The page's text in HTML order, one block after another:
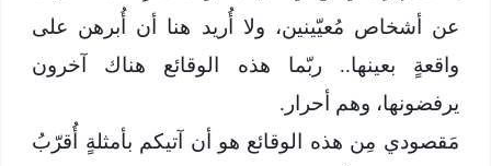
عن أشخاص مُعيّينين، ولا أُريد هنا أن أُبرهن على
واقعةٍ بعينها.. ربّما هذه الوقائع هناك آخرون
يرفضونها، وهم أحرار.
مَقصودي مِن هذه الوقائع هو أن آتيكم بأمثلةٍ أُقرّبُ